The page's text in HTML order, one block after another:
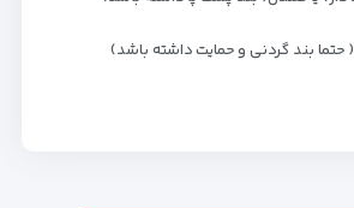
حتما بند گردنی و حمایت داشته باشد)